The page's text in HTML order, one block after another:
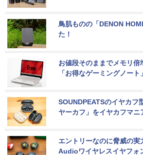
鳥肌ものの「DENON
た！
お値段そのままでメモリ
「お得なゲーミングノート」
SOUNDPEATSのイヤカフ
ヤーカフ」をイヤカフマニ
エントリーなのに脅威の
Audioワイヤレスイヤフォ